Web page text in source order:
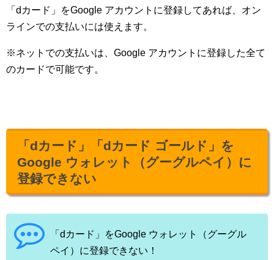
「dカード」をGoogle アカウントに登録してあれば、オン
ラインでの支払いには使えます。
※ネットでの支払いは、Google アカウントに登録した全て
のカードで可能です。
「dカード」「dカード ゴールド」を
Google ウォレット（グーグルペイ）に
登録できない
「dカード」をGoogle ウォレット（グーグル
ペイ）に登録できない！